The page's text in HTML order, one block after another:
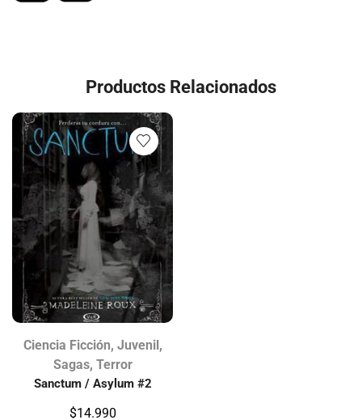
Productos Relacionados
Ciencia Ficción, Juvenil,
Sagas, Terror
Sanctum / Asylum #2
$14.990